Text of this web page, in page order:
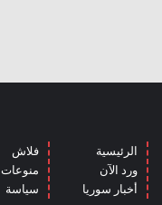
الرئيسية
ورد الآن
أخبار سوريا
فلاش
منوعات
سياسة